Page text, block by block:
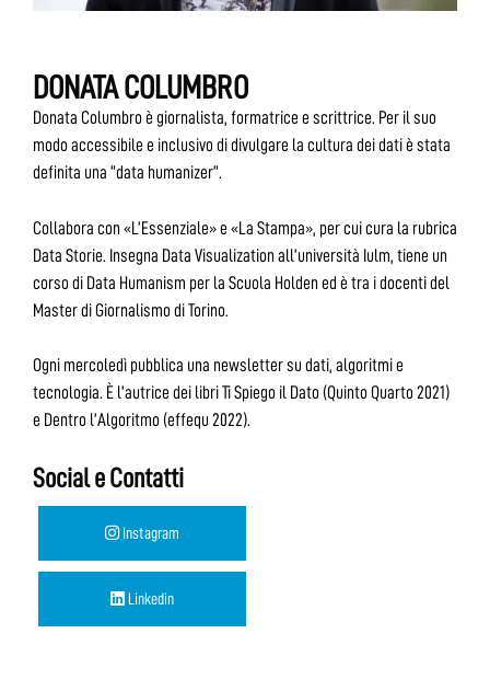
DONATA COLUMBRO
Donata Columbro è giornalista, formatrice e scrittrice. Per il suo
modo accessibile e inclusivo di divulgare la cultura dei dati è stata
definita una “data humanizer”.
Collabora con «L’Essenziale» e «La Stampa», per cui cura la rubrica
Data Storie. Insegna Data Visualization all’università Iulm, tiene un
corso di Data Humanism per la Scuola Holden ed è tra i docenti del
Master di Giornalismo di Torino.
Ogni mercoledì pubblica una newsletter su dati, algoritmi e
tecnologia. È l’autrice dei libri Ti Spiego il Dato (Quinto Quarto 2021)
e Dentro l’Algoritmo (effequ 2022).
Social e Contatti
Instagram
Linkedin